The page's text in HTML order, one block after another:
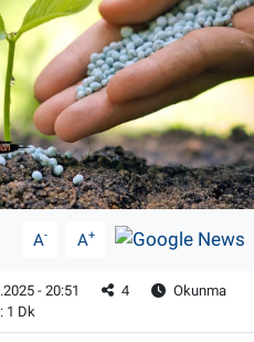
A- A+
- 20:51 4
Okunma
1 Dk